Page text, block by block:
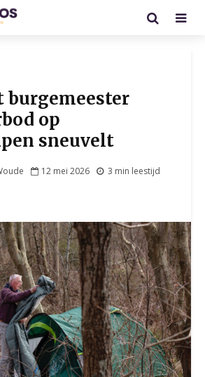
burgemeester
op
sneuvelt
12 mei 2026
3 min leestijd